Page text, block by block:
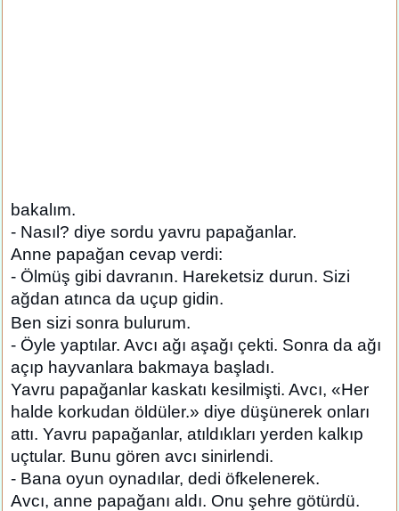
bakalım.
- Nasıl? diye sordu yavru papağanlar.
Anne papağan cevap verdi:
- Ölmüş gibi davranın. Hareketsiz durun. Sizi
ağdan atınca da uçup gidin.
Ben sizi sonra bulurum.
- Öyle yaptılar. Avcı ağı aşağı çekti. Sonra da ağı
açıp hayvanlara bakmaya başladı.
Yavru papağanlar kaskatı kesilmişti. Avcı, «Her
halde korkudan öldüler.» diye düşünerek onları
attı. Yavru papağanlar, atıldıkları yerden kalkıp
uçtular. Bunu gören avcı sinirlendi.
- Bana oyun oynadılar, dedi öfkelenerek.
Avcı, anne papağanı aldı. Onu şehre götürdü.